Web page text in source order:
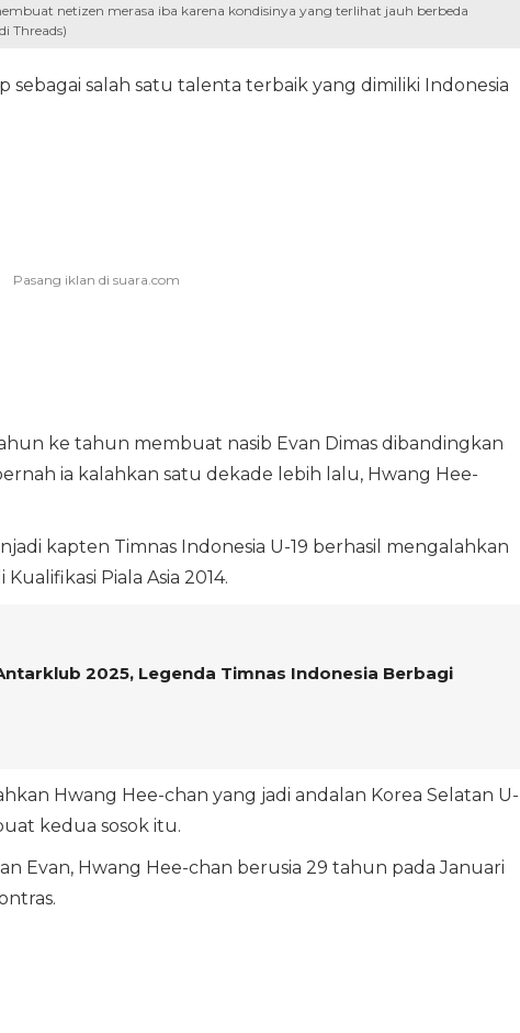
netizen merasa iba karena kondisinya yang terlihat jauh berbeda
Threads)
sebagai salah satu talenta terbaik yang dimiliki Indonesia
ke tahun membuat nasib Evan Dimas dibandingkan
ia kalahkan satu dekade lebih lalu, Hwang Hee-
kapten Timnas Indonesia U-19 berhasil mengalahkan
Piala Asia 2014.
2025, Legenda Timnas Indonesia Berbagi
Hwang Hee-chan yang jadi andalan Korea Selatan U-
kedua sosok itu.
Evan, Hwang Hee-chan berusia 29 tahun pada Januari